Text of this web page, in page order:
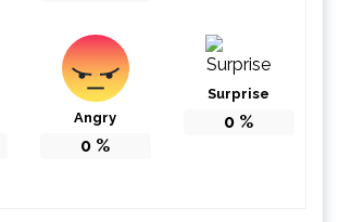
Angry
0 %
Surprise
0 %